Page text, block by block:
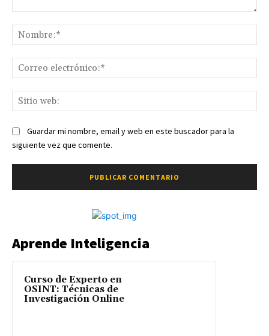
Guardar mi nombre, email y web en este buscador para la
siguiente vez que comente.
Aprende Inteligencia
Curso de Experto en
OSINT: Técnicas de
Investigación Online